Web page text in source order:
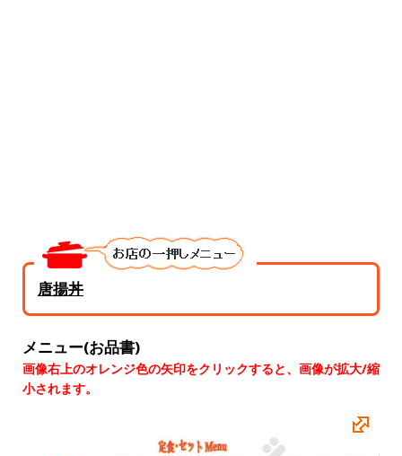
唐揚丼
メニュー(お品書)
画像右上のオレンジ色の矢印をクリックすると、画像が拡大/縮
小されます。